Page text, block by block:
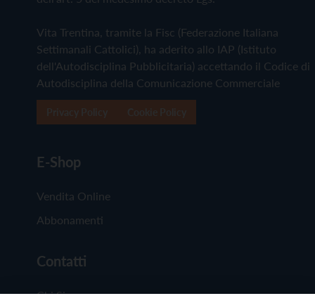
Vita Trentina, tramite la Fisc (Federazione Italiana
Settimanali Cattolici), ha aderito allo IAP (Istituto
dell'Autodisciplina Pubblicitaria) accettando il Codice di
Autodisciplina della Comunicazione Commerciale
E-Shop
Vendita Online
Abbonamenti
Contatti
Chi Siamo